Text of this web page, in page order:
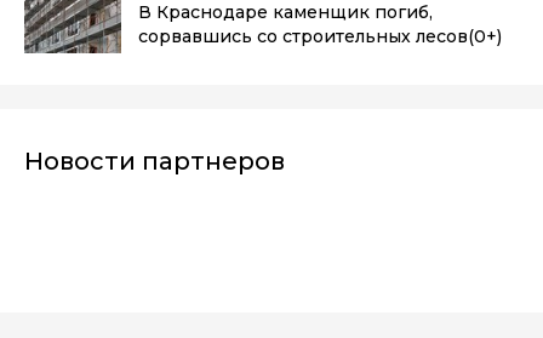
В Краснодаре каменщик погиб,
сорвавшись со строительных лесов(0+)
Новости партнеров